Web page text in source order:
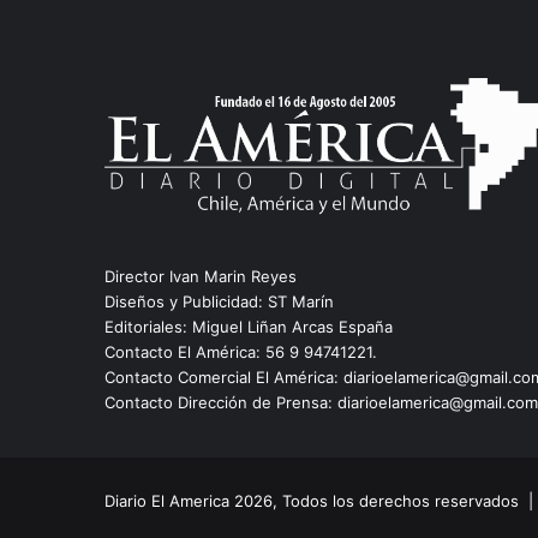
Director Ivan Marin Reyes
Diseños y Publicidad: ST Marín
Editoriales: Miguel Liñan Arcas España
Contacto El América: 56 9 94741221.
Contacto Comercial El América:
Contacto Dirección de Prensa: diarioelamerica@gmail.com
Diario El America 2026, Todos los derechos reservados